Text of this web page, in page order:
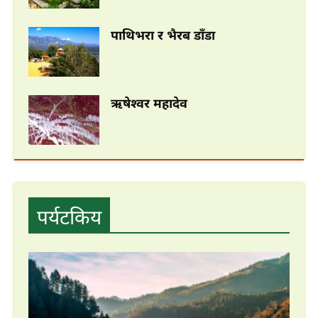
Khalte to Kathmandu | Highway Ride
with HASO
पाथिभरा र भैरब डाँडा
ऋषेश्वर महादेव
पर्यटकिय